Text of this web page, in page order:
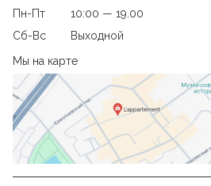
Пн-Пт
10:00 — 19.00
Сб-Вс
Выходной
Мы на карте